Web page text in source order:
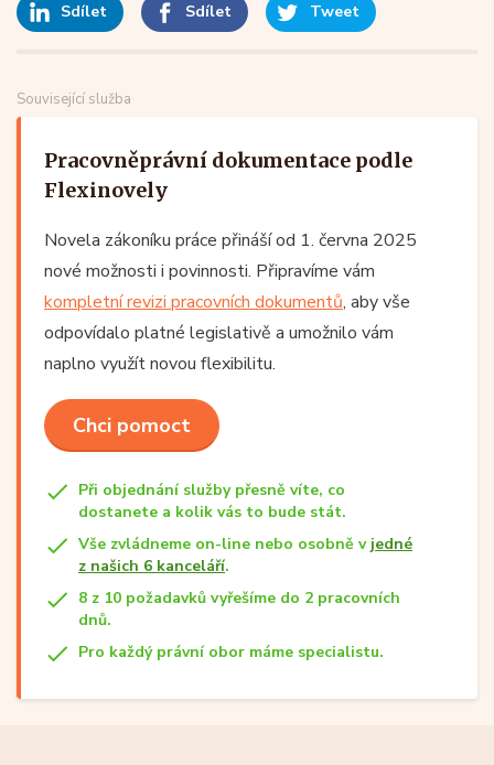
Sdílet Sdílet Tweet
Související služba
Pracovněprávní dokumentace podle
Flexinovely
Novela zákoníku práce přináší od 1. června 2025
nové možnosti i povinnosti. Připravíme vám
kompletní revizi pracovních dokumentů, aby vše
odpovídalo platné legislativě a umožnilo vám
naplno využít novou flexibilitu.
Chci pomoct
Při objednání služby přesně víte, co
dostanete a kolik vás to bude stát.
Vše zvládneme on-line nebo osobně v jedné
z našich 6 kanceláří.
8 z 10 požadavků vyřešíme do 2 pracovních
dnů.
Pro každý právní obor máme specialistu.